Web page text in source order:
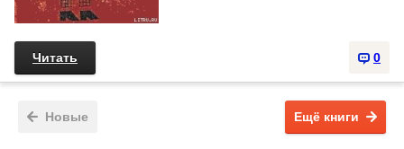
0
Читать
Новые Ещё книги